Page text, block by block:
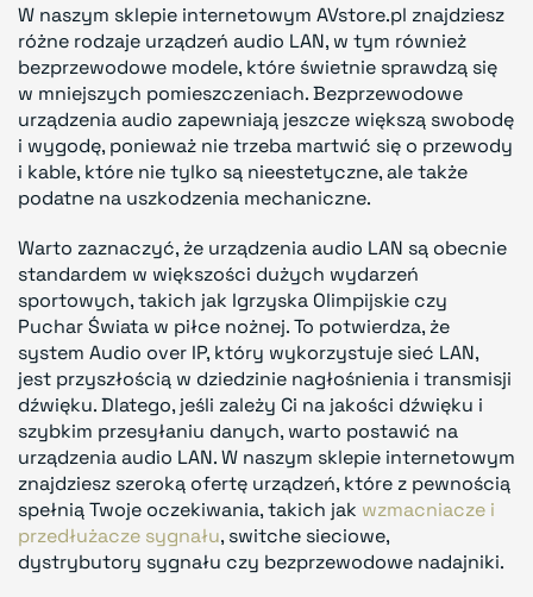
W naszym sklepie internetowym AVstore.pl znajdziesz
różne rodzaje urządzeń audio LAN, w tym również
bezprzewodowe modele, które świetnie sprawdzą się
w mniejszych pomieszczeniach. Bezprzewodowe
urządzenia audio zapewniają jeszcze większą swobodę
i wygodę, ponieważ nie trzeba martwić się o przewody
i kable, które nie tylko są nieestetyczne, ale także
podatne na uszkodzenia mechaniczne.
Warto zaznaczyć, że urządzenia audio LAN są obecnie
standardem w większości dużych wydarzeń
sportowych, takich jak Igrzyska Olimpijskie czy
Puchar Świata w piłce nożnej. To potwierdza, że
system Audio over IP, który wykorzystuje sieć LAN,
jest przyszłością w dziedzinie nagłośnienia i transmisji
dźwięku. Dlatego, jeśli zależy Ci na jakości dźwięku i
szybkim przesyłaniu danych, warto postawić na
urządzenia audio LAN. W naszym sklepie internetowym
znajdziesz szeroką ofertę urządzeń, które z pewnością
spełnią Twoje oczekiwania, takich jak wzmacniacze i
przedłużacze sygnału, switche sieciowe,
dystrybutory sygnału czy bezprzewodowe nadajniki.